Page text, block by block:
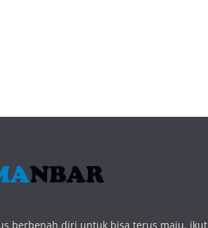
berbenah diri untuk bisa terus maju, ikut